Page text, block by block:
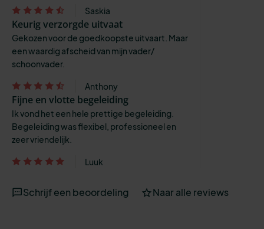
Saskia
Keurig verzorgde uitvaat
Gekozen voor de goedkoopste uitvaart. Maar
een waardig afscheid van mijn vader/
schoonvader.
Anthony
Fijne en vlotte begeleiding
Ik vond het een hele prettige begeleiding.
Begeleiding was flexibel, professioneel en
zeer vriendelijk.
Luuk
Schrijf een beoordeling Naar alle reviews